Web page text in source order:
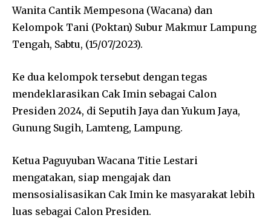
Wanita Cantik Mempesona (Wacana) dan
Kelompok Tani (Poktan) Subur Makmur Lampung
Tengah, Sabtu, (15/07/2023).
Ke dua kelompok tersebut dengan tegas
mendeklarasikan Cak Imin sebagai Calon
Presiden 2024, di Seputih Jaya dan Yukum Jaya,
Gunung Sugih, Lamteng, Lampung.
Ketua Paguyuban Wacana Titie Lestari
mengatakan, siap mengajak dan
mensosialisasikan Cak Imin ke masyarakat lebih
luas sebagai Calon Presiden.